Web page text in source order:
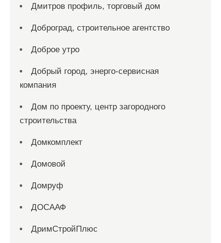
Дмитров профиль, торговый дом
Доброград, строительное агентство
Доброе утро
Добрый город, энерго-сервисная
компания
Дом по проекту, центр загородного
строительства
Домкомплект
Домовой
Домруф
ДОСААФ
ДримСтройПлюс